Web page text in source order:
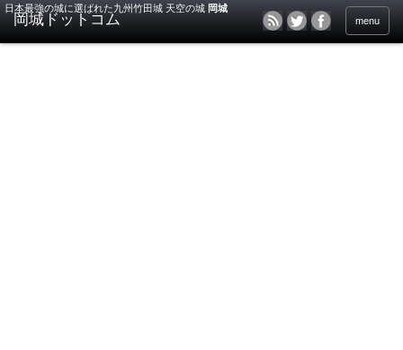
日本最強の城に選ばれた九州竹田城 天空の城 岡城
menu